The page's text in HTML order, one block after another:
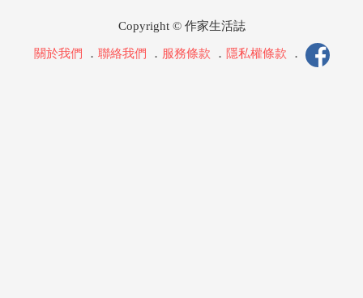
Copyright © 作家生活誌
關於我們 ． 聯絡我們 ． 服務條款 ． 隱私權條款 ．